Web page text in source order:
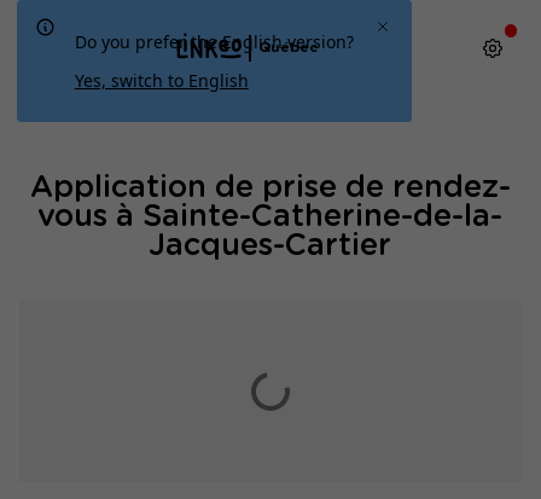
Québec
Application de prise de rendez-
vous à Sainte-Catherine-de-la-
Jacques-Cartier
Do you prefer the English version?
Yes, switch to English